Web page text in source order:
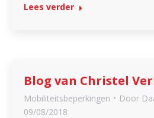
Lees verder
Blog van Christel
Mobiliteitsbeperkingen Door
09/08/2018